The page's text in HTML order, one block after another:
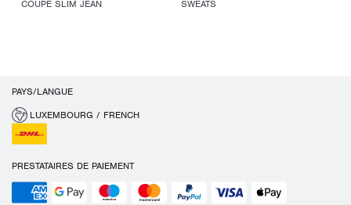
COUPE SLIM JEAN
SWEATS
PAYS/LANGUE
LUXEMBOURG / FRENCH
PRESTATAIRES DE PAIEMENT